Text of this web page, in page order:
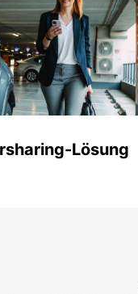
DRESDEN KLOTZSCHE TREFFPUNKT
Lösung